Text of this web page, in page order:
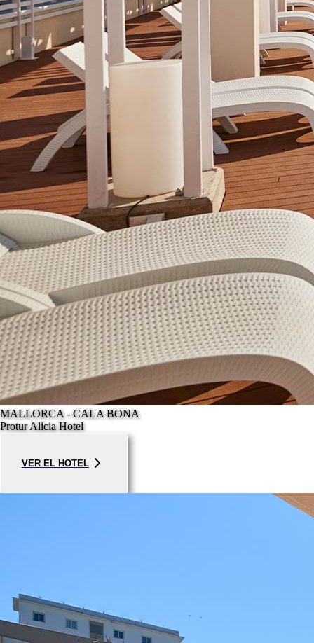
MALLORCA - CALA BONA
Protur Alicia Hotel
VER EL HOTEL